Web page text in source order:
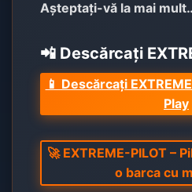
Așteptați-vă la mai
📲 Descărcați
📱 Descărcați
Play
🚀 EXTREME-PILOT –
o barca cu